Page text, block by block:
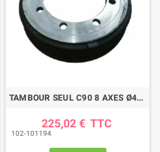
TAMBOUR SEUL C90 8 AXES Ø400X80 AF
225,02 € TTC
102-101194